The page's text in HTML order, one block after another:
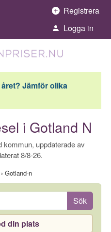
Registrera
Logga in
Jämför olika
i Gotland N
kommun, uppdaterade av
8/8-26.
› Gotland-n
Sök
din plats